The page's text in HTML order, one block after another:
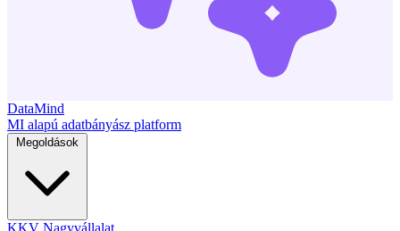
DataMind
MI alapú adatbányász platform
Megoldások
KKV Nagyvállalat